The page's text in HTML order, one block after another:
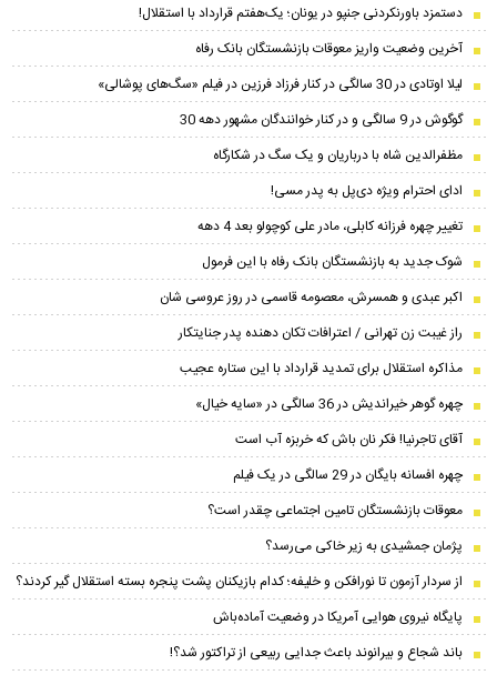
دستمزد باورنکردنی جنپو در یونان؛ یک‌هفتم قرارداد با استقلال!
آخرین وضعیت واریز معوقات بازنشستگان بانک رفاه
لیلا اوتادی در 30 سالگی در کنار فرزاد فرزین در فیلم «سگ‌های پوشالی»
گوگوش در 9 سالگی و در کنار خوانندگان مشهور دهه 30
مظفرالدین شاه با درباریان و یک سگ در شکارگاه
ادای احترام ویژه دی‌پل به پدر مسی!
تغییر چهره فرزانه کابلی، مادر علی کوچولو بعد 4 دهه
شوک جدید به بازنشستگان بانک رفاه با این فرمول
اکبر عبدی و همسرش، معصومه قاسمی در روز عروسی شان
راز غیبت زن تهرانی / اعترافات تکان دهنده پدر جنایتکار
مذاکره استقلال برای تمدید قرارداد با این ستاره عجیب
چهره گوهر خیراندیش در 36 سالگی در «سایه خیال»
آقای تاجرنیا! فکر نان باش که خربزه آب است
چهره افسانه بایگان در 29 سالگی در یک فیلم
معوقات بازنشستگان تامین اجتماعی چقدر است؟
پژمان جمشیدی به زیر خاکی می‌رسد؟
از سردار آزمون تا نورافکن و خلیفه؛ کدام بازیکنان پشت پنجره بسته استقلال گیر کردند؟
پایگاه نیروی هوایی آمریکا در وضعیت آماده‌باش
باند شجاع و بیرانوند باعث جدایی ربیعی از تراکتور شد؟!